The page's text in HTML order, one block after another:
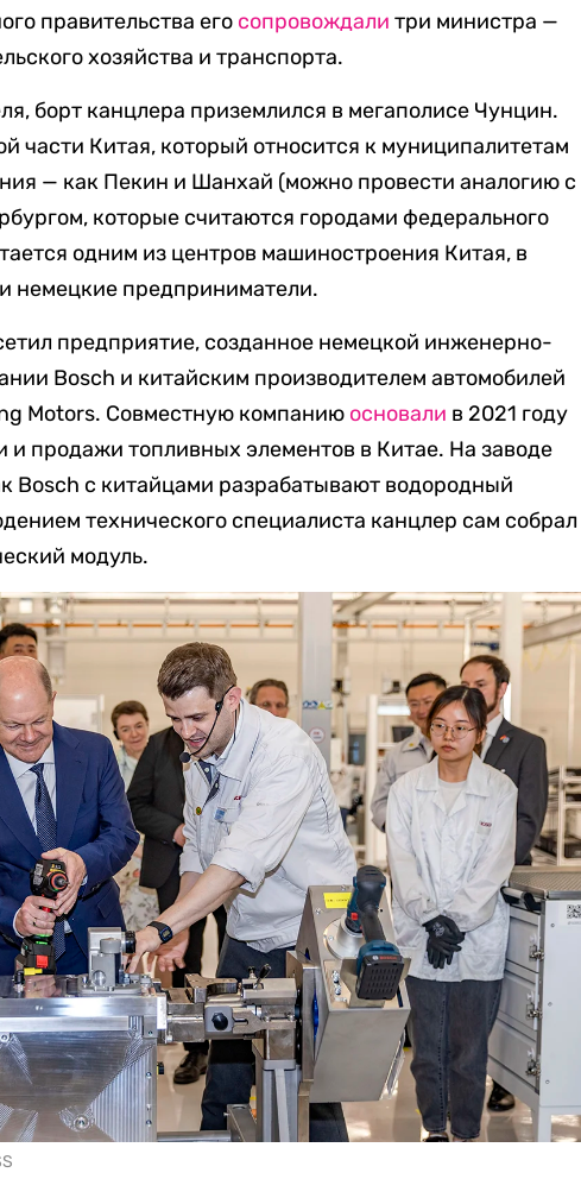
правительства его сопровождали три министра —
хозяйства и транспорта.
борт канцлера приземлился в мегаполисе Чунцин.
части Китая, который относится к муниципалитетам
— как Пекин и Шанхай (можно провести аналогию с
которые считаются городами федерального
одним из центров машиностроения Китая, в
немецкие предприниматели.
предприятие, созданное немецкой инженерно-
Bosch и китайским производителем автомобилей
Motors. Совместную компанию основали в 2021 году
и продажи топливных элементов в Китае. На заводе
Bosch с китайцами разрабатывают водородный
технического специалиста канцлер сам собрал
модуль.